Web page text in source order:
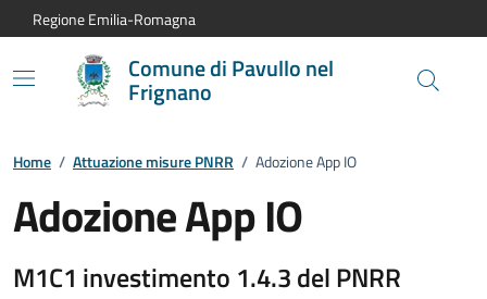
Vai al contenuto principale
Vai alla navigazione del sito
Vai al piede di pagina
Regione Emilia-Romagna
Comune di Pavullo nel
Frignano
Home / Attuazione misure PNRR / Adozione App IO
Adozione App IO
Dettagli della notizia:
M1C1 investimento 1.4.3 del PNRR